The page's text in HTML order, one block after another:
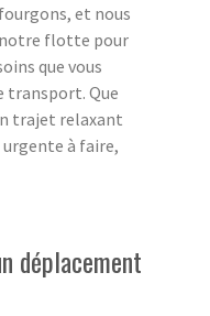
et nous
flotte pour
que vous
transport. Que
trajet relaxant
urgente à faire,
déplacement